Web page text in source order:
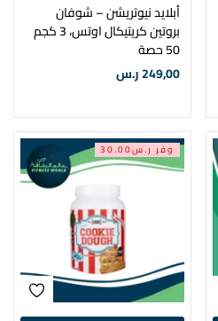
أبلايد نيوتريشن – شوفان
بروتين كريتيكال اوتس، 3 كجم
50 حصة
249,00ر.س
وفر ر.س30.00